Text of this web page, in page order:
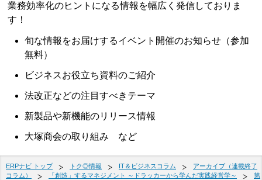
業務効率化のヒントになる情報を幅広く発信しておりま
す！
旬な情報をお届けするイベント開催のお知らせ（参加
無料）
ビジネスお役立ち資料のご紹介
法改正などの注目すべきテーマ
新製品や新機能のリリース情報
大塚商会の取り組み など
ERPナビ トップ トク◎情報 IT＆ビジネスコラム
アーカイブ（連載終了
コラム）
「創造」するマネジメント ～ドラッカーから学んだ実践経営学～
第